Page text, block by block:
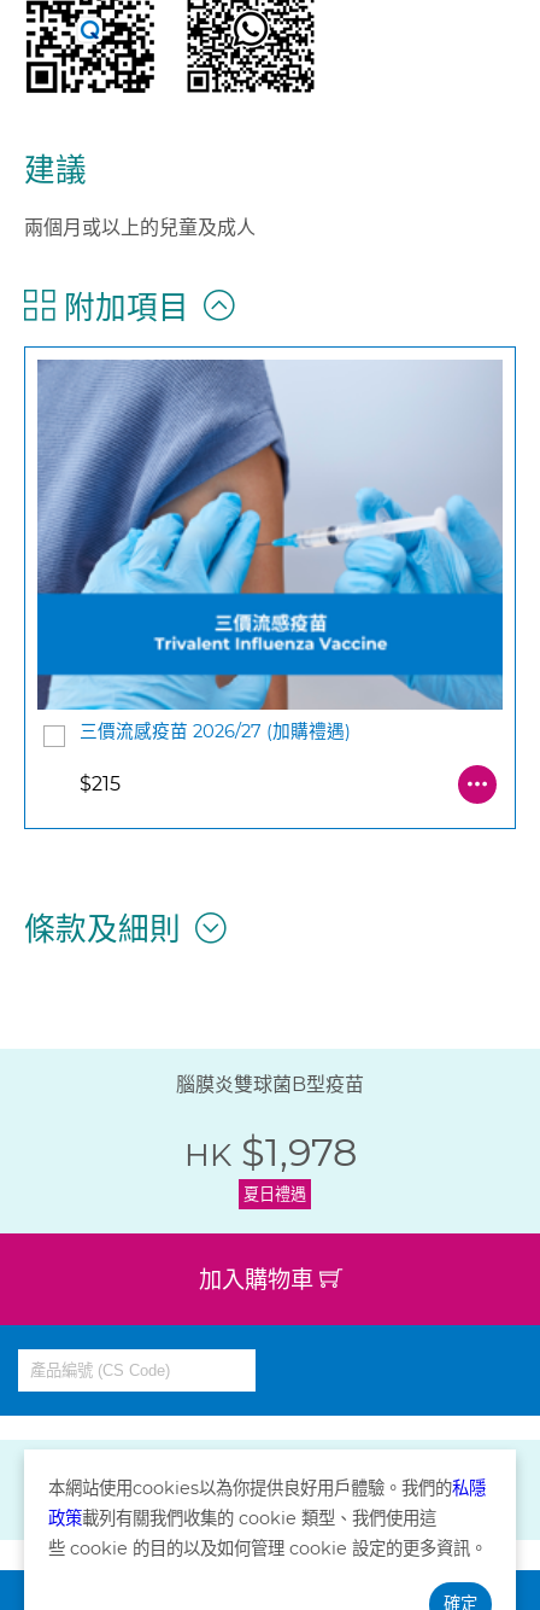
建議
兩個月或以上的兒童及成人
附加項目
三價流感疫苗 2026/27 (加購禮遇)
$215
條款及細則
腦膜炎雙球菌B型疫苗
HK $1,978
夏日禮遇
加入購物車
本網站使用cookies以為你提供良好用戶體驗。我們的私隱
政策載列有關我們收集的 cookie 類型、我們使用這
些 cookie 的目的以及如何管理 cookie 設定的更多資訊。
確定